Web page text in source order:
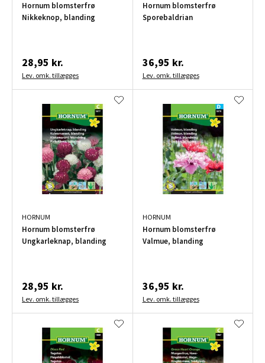
Hornum blomsterfrø
Nikkeknop, blanding
28,95 kr.
Lev. omk. tillægges
Hornum blomsterfrø
Sporebaldrian
36,95 kr.
Lev. omk. tillægges
HORNUM
Hornum blomsterfrø
Ungkarleknap, blanding
28,95 kr.
Lev. omk. tillægges
HORNUM
Hornum blomsterfrø
Valmue, blanding
36,95 kr.
Lev. omk. tillægges